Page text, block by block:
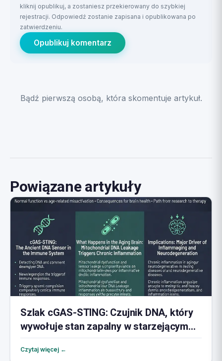
kliknij opublikuj, a zostaniesz przekierowany do szybkiej
rejestracji. Odpowiedź zostanie zapisana i opublikowana po
zatwierdzeniu.
Opublikuj komentarz
Bądź pierwszą osobą, która skomentuje artykuł.
Powiązane artykuły
Szlak cGAS-STING: Czujnik DNA, który
wywołuje stan zapalny w starzejącym
się mózgu
Czytaj więcej ←